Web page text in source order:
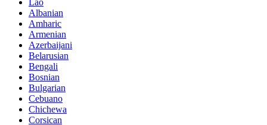
Lao
Albanian
Amharic
Armenian
Azerbaijani
Belarusian
Bengali
Bosnian
Bulgarian
Cebuano
Chichewa
Corsican